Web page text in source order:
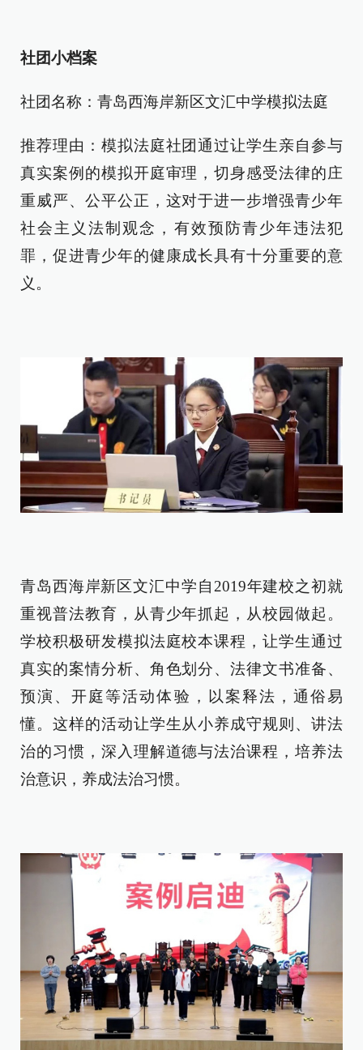
社团小档案
社团名称：青岛西海岸新区文汇中学模拟法庭
推荐理由：模拟法庭社团通过让学生亲自参与
真实案例的模拟开庭审理，切身感受法律的庄
重威严、公平公正，这对于进一步增强青少年
社会主义法制观念，有效预防青少年违法犯
罪，促进青少年的健康成长具有十分重要的意
义。
青岛西海岸新区文汇中学自2019年建校之初就
重视普法教育，从青少年抓起，从校园做起。
学校积极研发模拟法庭校本课程，让学生通过
真实的案情分析、角色划分、法律文书准备、
预演、开庭等活动体验，以案释法，通俗易
懂。这样的活动让学生从小养成守规则、讲法
治的习惯，深入理解道德与法治课程，培养法
治意识，养成法治习惯。